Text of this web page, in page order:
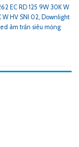
EC RD 125 9W 30K W
W HV SNI 02, Downlight
âm trần siêu mỏng